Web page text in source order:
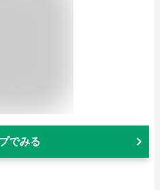
でみる